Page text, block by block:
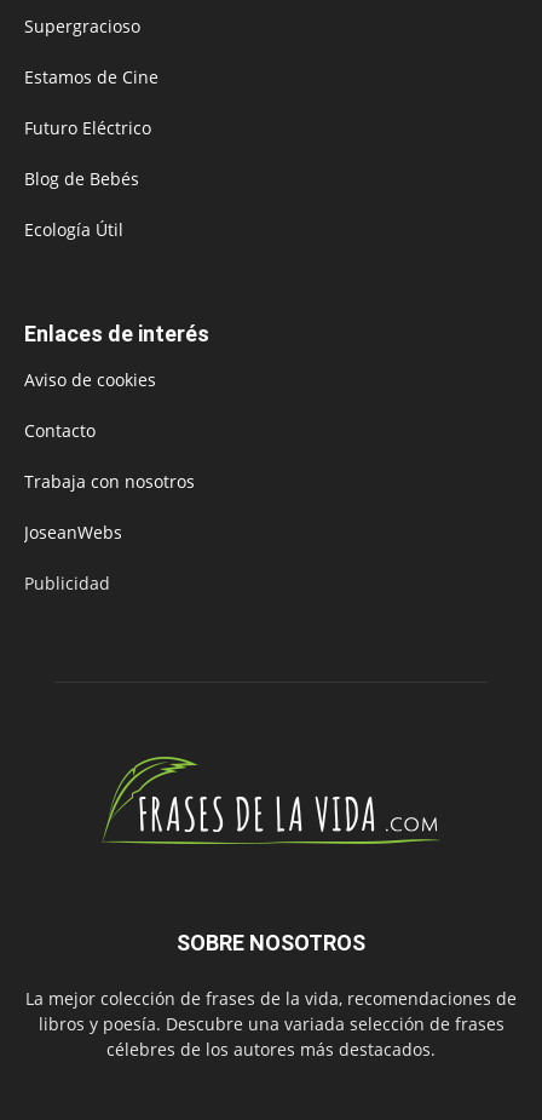
Supergracioso
Estamos de Cine
Futuro Eléctrico
Blog de Bebés
Ecología Útil
Enlaces de interés
Aviso de cookies
Contacto
Trabaja con nosotros
JoseanWebs
Publicidad
SOBRE NOSOTROS
La mejor colección de frases de la vida, recomendaciones de
libros y poesía. Descubre una variada selección de frases
célebres de los autores más destacados.